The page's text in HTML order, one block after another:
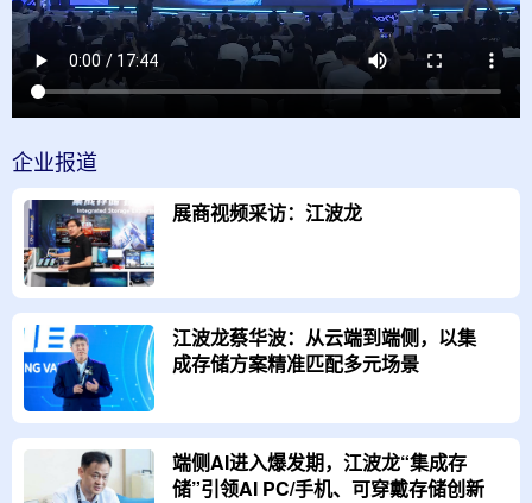
企业报道
展商视频采访：江波龙
江波龙蔡华波：从云端到端侧，以集
成存储方案精准匹配多元场景
端侧AI进入爆发期，江波龙“集成存
储”引领AI PC/手机、可穿戴存储创新